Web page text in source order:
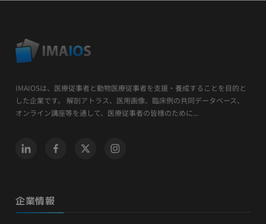
IMAIOSは、医療従事者と動物医療従事者を支援・養成することを目的と
した企業です。 解剖アトラス、医用画像、臨床例の共同データベース、
オンライン講座等を通して、医療従事者の皆様のために...
企業情報